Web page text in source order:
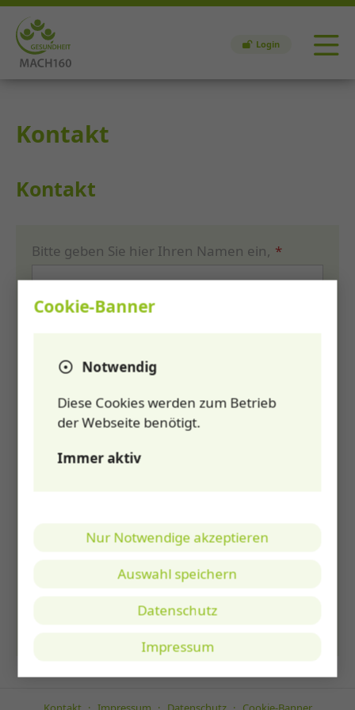
Login
Kontakt
Kontakt
Bitte geben Sie hier Ihren Namen ein, *
Bitte geben Sie hier Ihre E-Mailadresse ein.
Cookie-Banner
Notwendig
Diese Cookies werden zum Betrieb
der Webseite benötigt.
Immer aktiv
Nur Notwendige akzeptieren
Auswahl speichern
Datenschutz
Impressum